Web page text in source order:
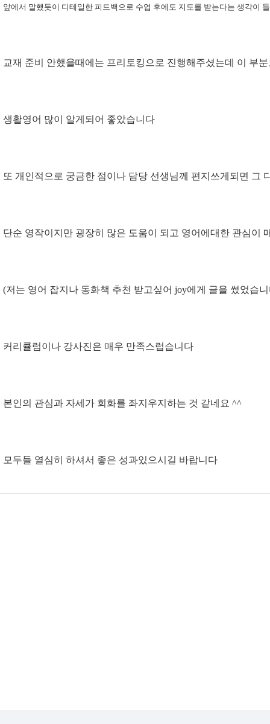
앞에서 말했듯이 디테일한 피드백으로 수업 후에도 지도를 받는다는 생각이
교재 준비 안했을때에는 프리토킹으로 진행해주셨는데 이 부
생활영어 많이 알게되어 좋았습니다
또 개인적으로 궁금한 점이나 담당 선생님께 편지쓰게되면 그
단순 영작이지만 굉장히 많은 도움이 되고 영어에대한 관심이
(저는 영어 잡지나 동화책 추천 받고싶어 joy에게 글을 썼었습
커리큘럼이나 강사진은 매우 만족스럽습니다
본인의 관심과 자세가 회화를 좌지우지하는 것 같네요 ^^
모두들 열심히 하셔서 좋은 성과있으시길 바랍니다